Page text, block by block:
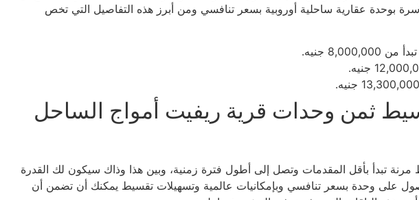
بوحدة عقارية ساحلية أوروبية بسعر تنافسي ومن أبرز هذه التفاصيل التي تخص
جنيه.
ثمن وحدات قرية ريفيت أمواج الساحل
تبدأ بأقل المقدمات وتصل إلى أطول فترة زمنية، وبين هذا وذاك سيكون لك القدرة
على وحدة بسعر تنافسي وبإمكانيات عالمية وتسهيلات تقسيط يمكنك أن تضمن أن